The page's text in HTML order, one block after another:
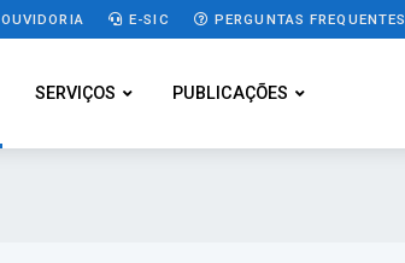
OUVIDORIA E-SIC PERGUNTAS FREQUENTES
SERVIÇOS PUBLICAÇÕES